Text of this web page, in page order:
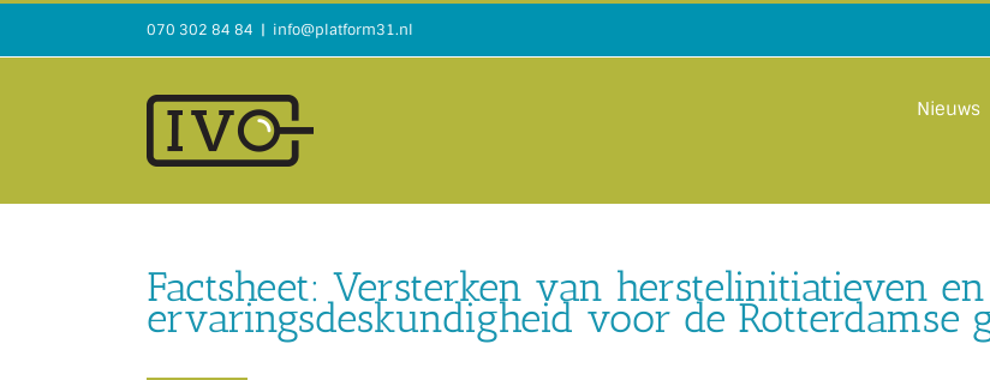
Ga
inhoud
070 302 84 84 | info@platform31.nl
Nieuws
Factsheet: Versterken van herstelinitiatieven
ervaringsdeskundigheid voor de Rotterdamse